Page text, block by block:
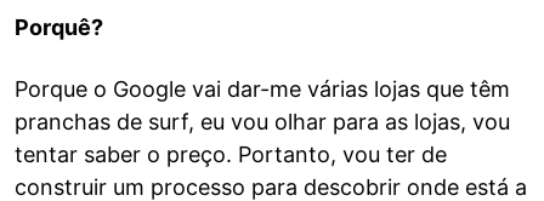
Porquê?
Porque o Google vai dar-me várias lojas que têm
pranchas de surf, eu vou olhar para as lojas, vou
tentar saber o preço. Portanto, vou ter de
construir um processo para descobrir onde está a